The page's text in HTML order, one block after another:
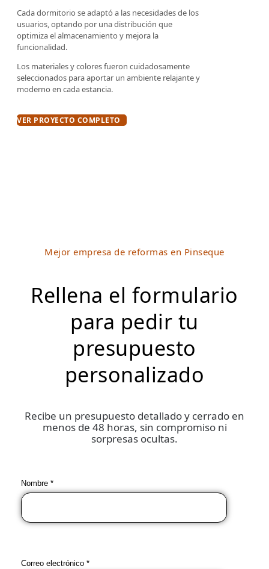
Cada dormitorio se adaptó a las necesidades de los
usuarios, optando por una distribución que
optimiza el almacenamiento y mejora la
funcionalidad.
Los materiales y colores fueron cuidadosamente
seleccionados para aportar un ambiente relajante y
moderno en cada estancia.
VER PROYECTO COMPLETO
Mejor empresa de reformas en Pinseque
Rellena el formulario
para pedir tu
presupuesto
personalizado
Recibe un presupuesto detallado y cerrado en
menos de 48 horas, sin compromiso ni
sorpresas ocultas.
Nombre *
Correo electrónico *